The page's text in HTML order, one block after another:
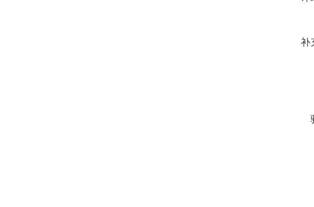
补